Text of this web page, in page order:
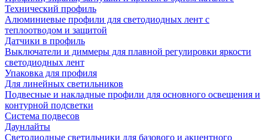
Технический профиль
Алюминиевые профили для светодиодных лент с
теплоотводом и защитой
Датчики в профиль
Выключатели и диммеры для плавной регулировки яркости
светодиодных лент
Упаковка для профиля
Для линейных светильников
Подвесные и накладные профили для основного освещения и
контурной подсветки
Система подвесов
Даунлайты
Светодиодные светильники для базового и акцентного